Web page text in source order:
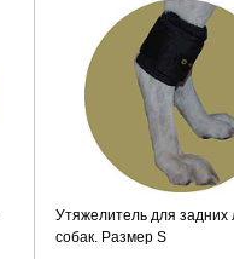
Утяжелитель для задних
собак. Размер S